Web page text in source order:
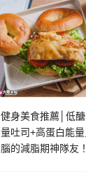
健身美食推薦│低
量吐司+高蛋白能
腦的減脂期神隊友！